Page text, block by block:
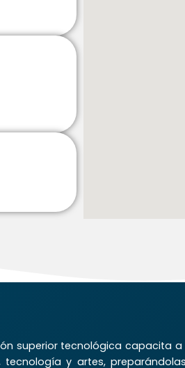
superior tecnológica capacita a
tecnología y artes,